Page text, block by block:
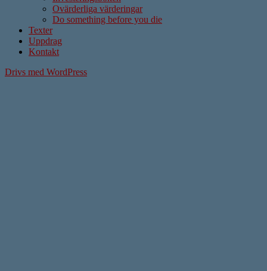
Ovärderliga värderingar
Do something before you die
Texter
Uppdrag
Kontakt
Drivs med WordPress